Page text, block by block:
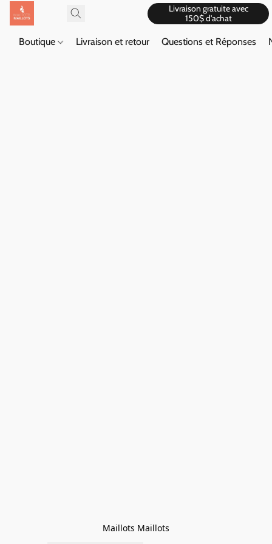
Livraison gratuite avec
150$ d'achat
Boutique Livraison et retour Questions et Réponses
Maillots Maillots